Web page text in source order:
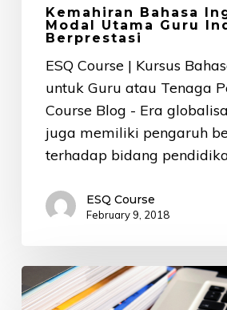
Kemahiran Bahasa
Modal Utama Guru
Berprestasi
ESQ Course | Kursus
untuk Guru atau Tenaga
Course Blog - Era
juga memiliki pengaruh
terhadap bidang
ESQ Course
February 9, 2018
Tips